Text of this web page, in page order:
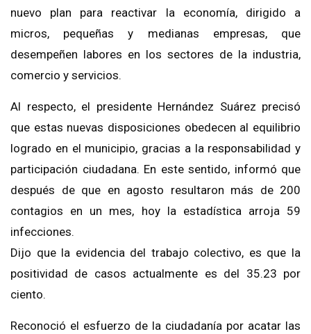
nuevo plan para reactivar la economía, dirigido a
micros, pequeñas y medianas empresas, que
desempeñen labores en los sectores de la industria,
comercio y servicios.
Al respecto, el presidente Hernández Suárez precisó
que estas nuevas disposiciones obedecen al equilibrio
logrado en el municipio, gracias a la responsabilidad y
participación ciudadana. En este sentido, informó que
después de que en agosto resultaron más de 200
contagios en un mes, hoy la estadística arroja 59
infecciones.
Dijo que la evidencia del trabajo colectivo, es que la
positividad de casos actualmente es del 35.23 por
ciento.
Reconoció el esfuerzo de la ciudadanía por acatar las